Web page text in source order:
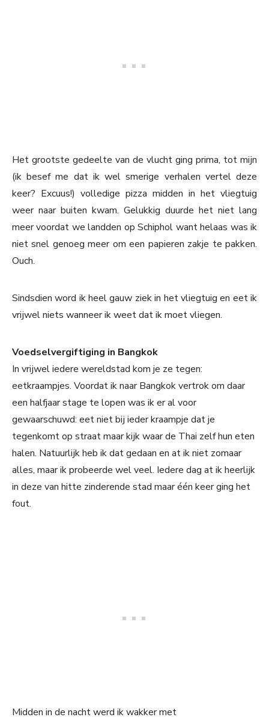
Het grootste gedeelte van de vlucht ging prima, tot mijn
(ik besef me dat ik wel smerige verhalen vertel deze
keer? Excuus!) volledige pizza midden in het vliegtuig
weer naar buiten kwam. Gelukkig duurde het niet lang
meer voordat we landden op Schiphol want helaas was ik
niet snel genoeg meer om een papieren zakje te pakken.
Ouch.
Sindsdien word ik heel gauw ziek in het vliegtuig en eet ik
vrijwel niets wanneer ik weet dat ik moet vliegen.
Voedselvergiftiging in Bangkok
In vrijwel iedere wereldstad kom je ze tegen:
eetkraampjes. Voordat ik naar Bangkok vertrok om daar
een halfjaar stage te lopen was ik er al voor
gewaarschuwd: eet niet bij ieder kraampje dat je
tegenkomt op straat maar kijk waar de Thai zelf hun eten
halen. Natuurlijk heb ik dat gedaan en at ik niet zomaar
alles, maar ik probeerde wel veel. Iedere dag at ik heerlijk
in deze van hitte zinderende stad maar één keer ging het
fout.
Midden in de nacht werd ik wakker met